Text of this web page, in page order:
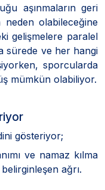
aşınmaların geri
neden olabileceğine
gelişmelere paralel
sürede ve her hangi
sporcularda
mümkün olabiliyor.
gösteriyor;
ve namaz kılma
ağrı.